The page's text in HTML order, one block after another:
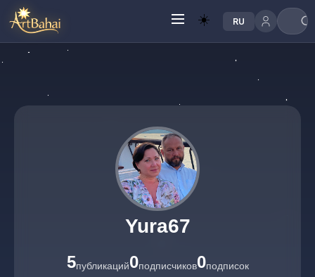
☀️ RU
Yura67
5публикаций0подписчиков0подписок